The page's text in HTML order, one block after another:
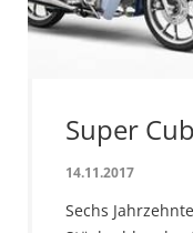
Super Cub
14.11.2017
Sechs